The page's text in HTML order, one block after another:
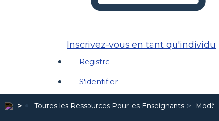
Inscrivez-vous en tant qu'individu
Registre
S'identifier
Toutes les Ressources Pour les Enseignants